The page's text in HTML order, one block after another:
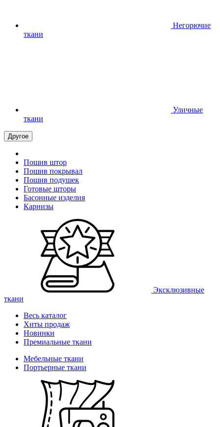
Негорючие
ткани
Уличные
ткани
Другое
Пошив штор
Пошив покрывал
Пошив подушек
Готовые шторы
Басонные изделия
Карнизы
Эксклюзивные
ткани
Весь каталог
Хиты продаж
Новинки
Премиальные ткани
Мебельные ткани
Портьерные ткани